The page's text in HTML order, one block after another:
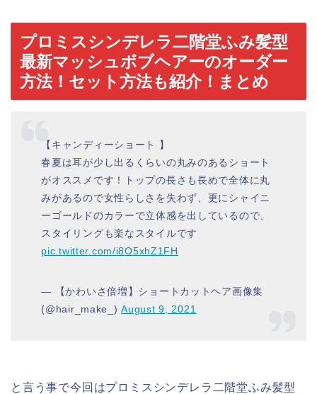
プロミスシンデレラ二階堂ふみ髪型
最新マッシュボブヘアーのオーダー
方法！セット方法も紹介！まとめ
【キャンディーショート 】
春夏は耳が少し出るくらいの丸みのあるショート
がオススメです！トップの長さも長めで全体に丸
みがあるので女性らしさを失わず、更にシャイニ
ーゴールドのカラーで立体感を出しているので、
スタイリングも楽なスタイルです
pic.twitter.com/i8O5xhZ1FH
— 【かわいさ倍増】ショートカットヘア画像集
(@hair_make_)August 9, 2021
と言う事で今回はプロミスシンデレラ二階堂ふみ髪型